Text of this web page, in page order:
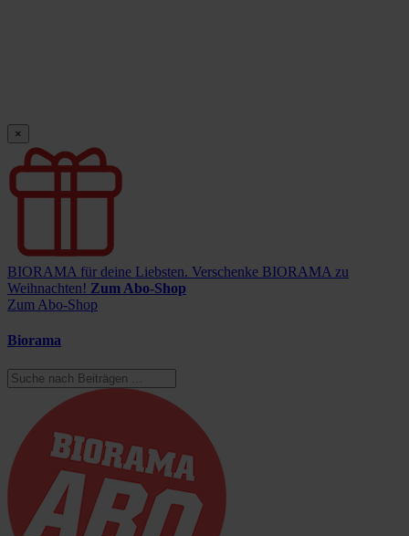
×
BIORAMA für deine Liebsten. Verschenke BIORAMA zu
Weihnachten! Zum Abo-Shop
Zum Abo-Shop
Biorama